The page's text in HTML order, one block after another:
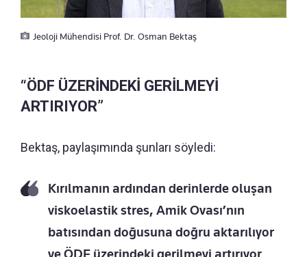
Jeoloji Mühendisi Prof. Dr. Osman Bektaş
“ÖDF ÜZERİNDEKİ GERİLMEYİ
ARTIRIYOR”
Bektaş, paylaşımında şunları söyledi:
Kırılmanın ardından derinlerde oluşan
viskoelastik stres, Amik Ovası’nın
batısından doğusuna doğru aktarılıyor